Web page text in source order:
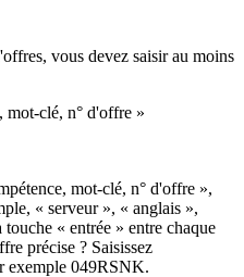
vous devez saisir au moins
mot-clé, n° d'offre »
mot-clé, n° d'offre »,
« serveur », « anglais »,
« entrée » entre chaque
précise ? Saisissez
exemple 049RSNK.